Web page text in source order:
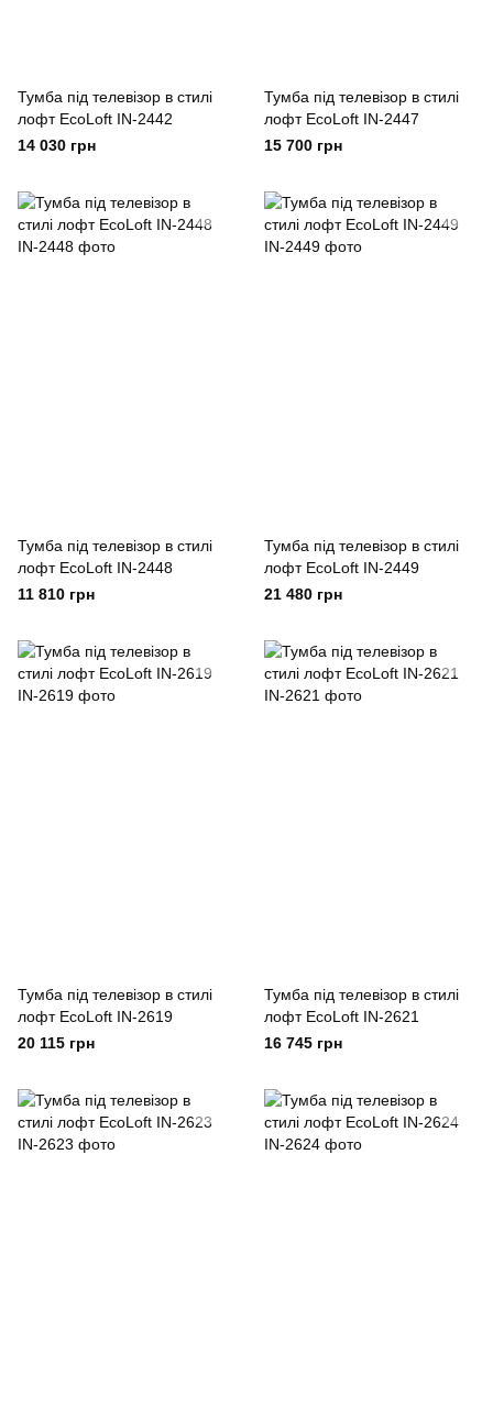
Тумба під телевізор в стилі
лофт EcoLoft IN-2442
14 030 грн
Тумба під телевізор в стилі
лофт EcoLoft IN-2447
15 700 грн
Тумба під телевізор в стилі
лофт EcoLoft IN-2448
11 810 грн
Тумба під телевізор в стилі
лофт EcoLoft IN-2449
21 480 грн
Тумба під телевізор в стилі
лофт EcoLoft IN-2619
20 115 грн
Тумба під телевізор в стилі
лофт EcoLoft IN-2621
16 745 грн